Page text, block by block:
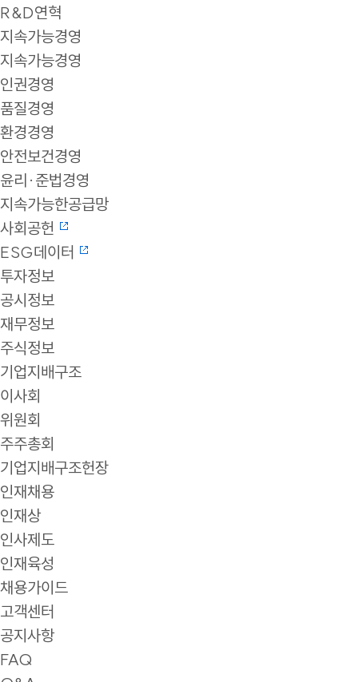
R&D연혁
지속가능경영
지속가능경영
인권경영
품질경영
환경경영
안전보건경영
윤리·준법경영
지속가능한공급망
사회공헌
ESG데이터
투자정보
공시정보
재무정보
주식정보
기업지배구조
이사회
위원회
주주총회
기업지배구조헌장
인재채용
인재상
인사제도
인재육성
채용가이드
고객센터
공지사항
FAQ